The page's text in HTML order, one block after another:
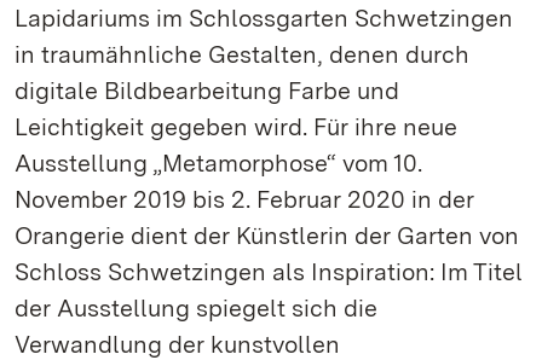
Lapidariums im Schlossgarten Schwetzingen
in traumähnliche Gestalten, denen durch
digitale Bildbearbeitung Farbe und
Leichtigkeit gegeben wird. Für ihre neue
Ausstellung „Metamorphose“ vom 10.
November 2019 bis 2. Februar 2020 in der
Orangerie dient der Künstlerin der Garten von
Schloss Schwetzingen als Inspiration: Im Titel
der Ausstellung spiegelt sich die
Verwandlung der kunstvollen